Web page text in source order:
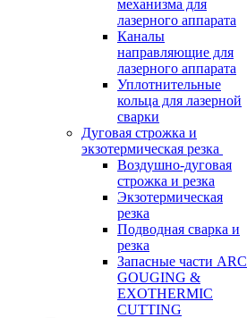
механизма для
лазерного аппарата
Каналы
направляющие для
лазерного аппарата
Уплотнительные
кольца для лазерной
сварки
Дуговая строжка и
экзотермическая резка
Воздушно-дуговая
строжка и резка
Экзотермическая
резка
Подводная сварка и
резка
Запасные части ARC
GOUGING &
EXOTHERMIC
CUTTING